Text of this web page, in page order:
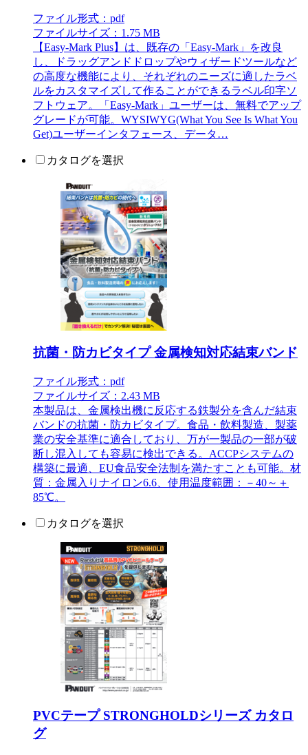
ファイル形式：pdf
ファイルサイズ：1.75 MB
【Easy-Mark Plus】は、既存の「Easy-Mark」を改良
し、ドラッグアンドドロップやウィザードツールなど
の高度な機能により、それぞれのニーズに適したラベ
ルをカスタマイズして作ることができるラベル印字ソ
フトウェア。「Easy-Mark」ユーザーは、無料でアップ
グレードが可能。WYSIWYG(What You See Is What You
Get)ユーザーインタフェース、データ…
カタログを選択
抗菌・防カビタイプ 金属検知対応結束バンド
ファイル形式：pdf
ファイルサイズ：2.43 MB
本製品は、金属検出機に反応する鉄製分を含んだ結束
バンドの抗菌・防カビタイプ。食品・飲料製造、製薬
業の安全基準に適合しており、万が一製品の一部が破
断し混入しても容易に検出できる。ACCPシステムの
構築に最適、EU食品安全法制を満たすことも可能。材
質：金属入りナイロン6.6、使用温度範囲：－40～＋
85℃。
カタログを選択
PVCテープ STRONGHOLDシリーズ カタロ
グ